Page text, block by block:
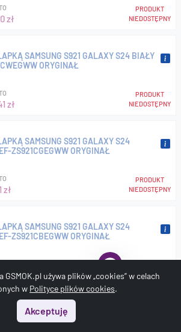
Szukaj
zł
PRODUKT
NIEDOSTĘPNY
SAMSUNG S921 GALAXY S24 BIAŁY
ORYGINAŁ
zł
PRODUKT
NIEDOSTĘPNY
SAMSUNG S921 GALAXY S24
ZS921CGEGWW ORYGINAŁ
zł
PRODUKT
NIEDOSTĘPNY
SAMSUNG S921 GALAXY S24
ZS921CBEGWW ORYGINAŁ
zł
NIEDOSTĘPNY
SAMSUNG S926 GALAXY S24 PLUS
ZS926CWEGWW ORYGINAŁ
używa plików „cookies” w celach
w Polityce plików cookies.
Akceptuję